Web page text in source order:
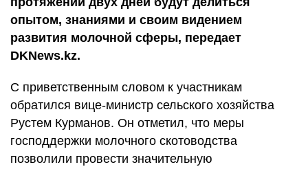
опытом, знаниями и своим видением
развития молочной сферы, передает
DKNews.kz.
С приветственным словом к участникам
обратился вице-министр сельского хозяйства
Рустем Курманов. Он отметил, что меры
господдержки молочного скотоводства
позволили провести значительную